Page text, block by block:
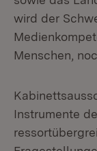
wird der
Menschen,
Instrumente